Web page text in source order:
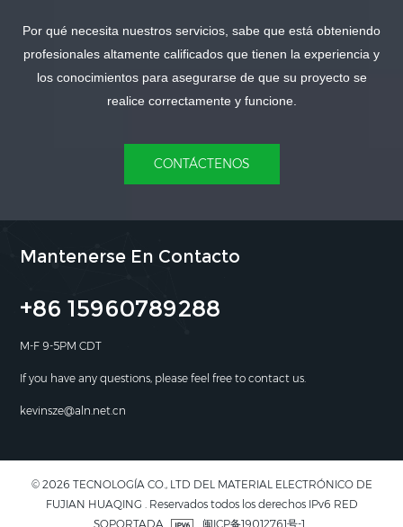
APRENDE MÁS APRENDE MÁS
Por qué necesita nuestros servicios, sabe que está obteniendo
profesionales altamente calificados que tienen la experiencia y
los conocimientos para asegurarse de que su proyecto se
realice correctamente y funcione.
CONTÁCTENOS
Mantenerse En Contacto
+86 15960789288
M-F 9-5PM CDT
If you have any questions, please feel free to contact us.
kevinsze@aln.net.cn
© 2026 TECNOLOGÍA CO., LTD DEL MATERIAL ELECTRÓNICO DE
FUJIAN HUAQING . Reservados todos los derechos IPv6 RED
SOPORTADA
闽ICP备19012761号-1